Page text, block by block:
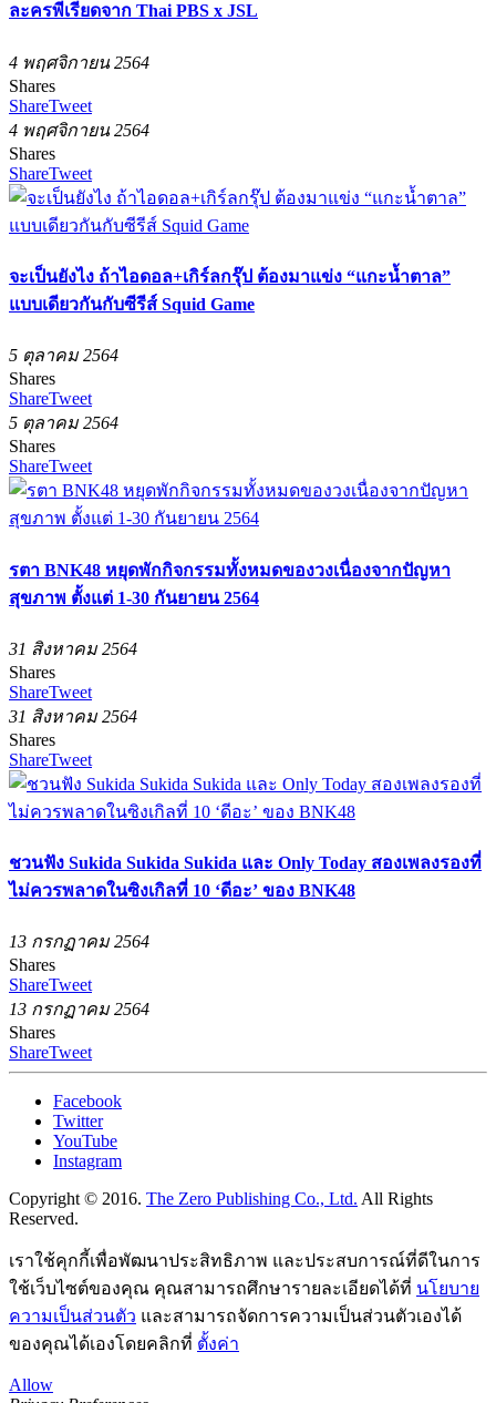
ละครพีเรียดจาก Thai PBS x JSL
4 พฤศจิกายน 2564
Shares
ShareTweet
4 พฤศจิกายน 2564
Shares
ShareTweet
จะเป็นยังไง ถ้าไอดอล+เกิร์ลกรุ๊ป ต้องมาแข่ง “แกะน้ำตาล”
แบบเดียวกันกับซีรีส์ Squid Game
5 ตุลาคม 2564
Shares
ShareTweet
5 ตุลาคม 2564
Shares
ShareTweet
รตา BNK48 หยุดพักกิจกรรมทั้งหมดของวงเนื่องจากปัญหา
สุขภาพ ตั้งแต่ 1-30 กันยายน 2564
31 สิงหาคม 2564
Shares
ShareTweet
31 สิงหาคม 2564
Shares
ShareTweet
ชวนฟัง Sukida Sukida Sukida และ Only Today สองเพลงรองที่
ไม่ควรพลาดในซิงเกิลที่ 10 ‘ดีอะ’ ของ BNK48
13 กรกฏาคม 2564
Shares
ShareTweet
13 กรกฏาคม 2564
Shares
ShareTweet
Facebook
Twitter
YouTube
Instagram
Copyright © 2016. The Zero Publishing Co., Ltd. All Rights
Reserved.
เราใช้คุกกี้เพื่อพัฒนาประสิทธิภาพ และประสบการณ์ที่ดีในการ
ใช้เว็บไซต์ของคุณ คุณสามารถศึกษารายละเอียดได้ที่ นโยบาย
ความเป็นส่วนตัว และสามารถจัดการความเป็นส่วนตัวเองได้
ของคุณได้เองโดยคลิกที่ ตั้งค่า
Allow